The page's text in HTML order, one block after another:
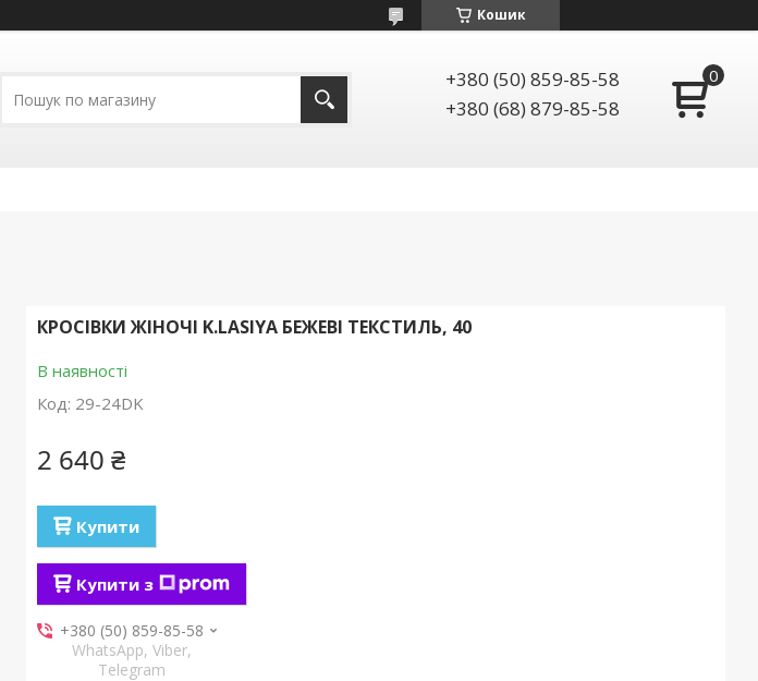
Кошик
+380 (50) 859-85-58
+380 (68) 879-85-58
КРОСІВКИ ЖІНОЧІ K.LASIYA БЕЖЕВІ ТЕКСТИЛЬ, 40
В наявності
Код: 29-24DK
2 640 ₴
Купити
Купити з
+380 (50) 859-85-58
WhatsApp, Viber,
Telegram